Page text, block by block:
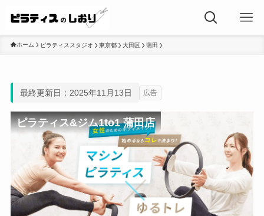
ホーム ピラティススタジオ 東京都 大田区 蒲田
最終更新日：2025年11月13日 広告
ピラティス&ジム1to1 蒲田店